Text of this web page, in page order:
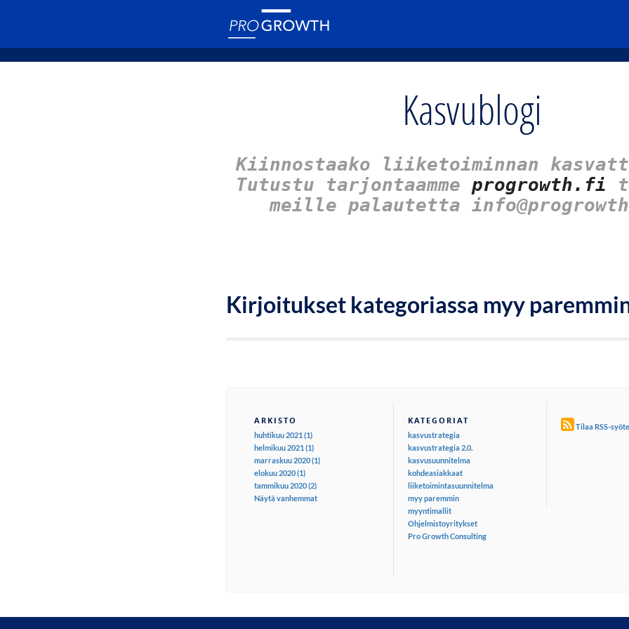
Kasvublogi
Kiinnostaako liiketoiminnan
Tutustu tarjontaamme progrowth.fi
meille palautetta
Kirjoitukset kategoriassa myy
ARKISTO
huhtikuu 2021 (1)
helmikuu 2021 (1)
marraskuu 2020 (1)
elokuu 2020 (1)
tammikuu 2020 (2)
Näytä vanhemmat
KATEGORIAT
kasvustrategia
kasvustrategia 2.0.
kasvusuunnitelma
kohdeasiakkaat
liiketoimintasuunnitelma
myy paremmin
myyntimallit
Ohjelmistoyritykset
Pro Growth Consulting
Tilaa RSS-syöte